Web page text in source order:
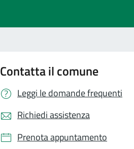
Contatta il comune
Leggi le domande frequenti
Richiedi assistenza
Prenota appuntamento